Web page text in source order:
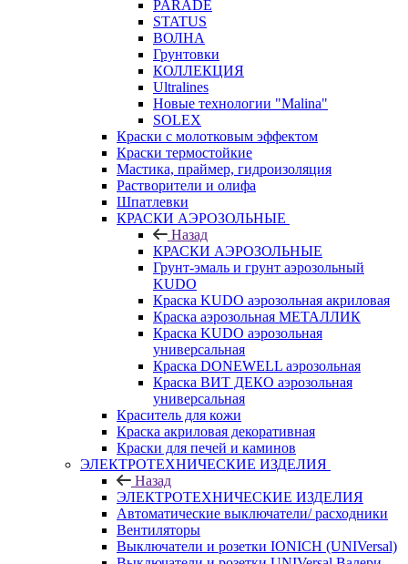
PARADE
STATUS
ВОЛНА
Грунтовки
КОЛЛЕКЦИЯ
Ultralines
Новые технологии "Malina"
SOLEX
Краски с молотковым эффектом
Краски термостойкие
Мастика, праймер, гидроизоляция
Растворители и олифа
Шпатлевки
КРАСКИ АЭРОЗОЛЬНЫЕ
Назад
КРАСКИ АЭРОЗОЛЬНЫЕ
Грунт-эмаль и грунт аэрозольный
KUDO
Краска KUDO аэрозольная акриловая
Краска аэрозольная МЕТАЛЛИК
Краска KUDO аэрозольная
универсальная
Краска DONEWELL аэрозольная
Краска ВИТ ДЕКО аэрозольная
универсальная
Краситель для кожи
Краска акриловая декоративная
Краски для печей и каминов
ЭЛЕКТРОТЕХНИЧЕСКИЕ ИЗДЕЛИЯ
Назад
ЭЛЕКТРОТЕХНИЧЕСКИЕ ИЗДЕЛИЯ
Автоматические выключатели/ расходники
Вентиляторы
Выключатели и розетки IONICH (UNIVersal)